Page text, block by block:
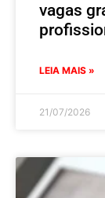
vagas
LEIA MAIS »
21/07/2026